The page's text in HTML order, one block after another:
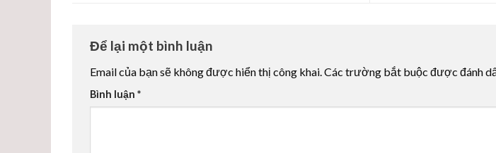
Để lại một bình luận
Email của bạn sẽ không được hiển thị công khai.Các trường bắt buộc được đánh
Bình luận *